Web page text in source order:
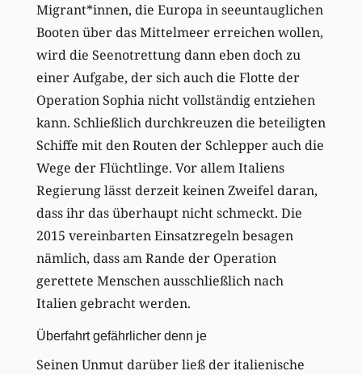
Migrant*innen, die Europa in seeuntauglichen
Booten über das Mittelmeer erreichen wollen,
wird die Seenotrettung dann eben doch zu
einer Aufgabe, der sich auch die Flotte der
Operation Sophia nicht vollständig entziehen
kann. Schließlich durchkreuzen die beteiligten
Schiffe mit den Routen der Schlepper auch die
Wege der Flüchtlinge. Vor allem Italiens
Regierung lässt derzeit keinen Zweifel daran,
dass ihr das überhaupt nicht schmeckt. Die
2015 vereinbarten Einsatzregeln besagen
nämlich, dass am Rande der Operation
gerettete Menschen ausschließlich nach
Italien gebracht werden.
Überfahrt gefährlicher denn je
Seinen Unmut darüber ließ der italienische